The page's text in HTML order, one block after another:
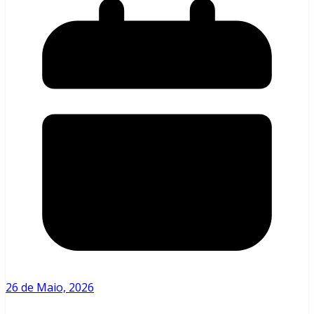
26 de Maio, 2026